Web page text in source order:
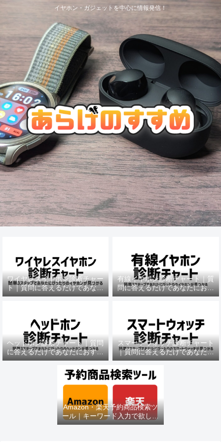
イヤホン・ガジェットを中心に情報発信！
ワイヤレスイヤホン診断チャー
ト｜質問に答えるだけであなた
におすすめの機種がわかる
有線イヤホン診断チャート｜質
問に答えるだけであなたにおす
すめの機種がわかる
ヘッドホン診断チャート｜質問
に答えるだけであなたにおすす
めの機種がわかる
スマートウォッチ診断チャート
｜質問に答えるだけであなたに
おすすめの機種がわかる
Amazon・楽天予約商品検索ツ
ール｜キーワード入力で欲しい
商品を即チェック